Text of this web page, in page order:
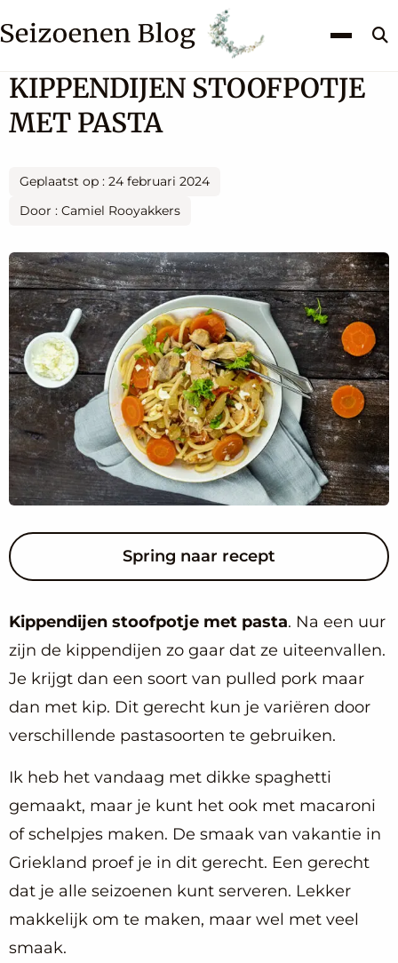
KIPPENDIJEN STOOFPOTJE
MET PASTA
Geplaatst op : 24 februari 2024
Door : Camiel Rooyakkers
Spring naar recept
Kippendijen stoofpotje met pasta. Na een uur
zijn de kippendijen zo gaar dat ze uiteenvallen.
Je krijgt dan een soort van pulled pork maar
dan met kip. Dit gerecht kun je variëren door
verschillende pastasoorten te gebruiken.
Ik heb het vandaag met dikke spaghetti
gemaakt, maar je kunt het ook met macaroni
of schelpjes maken. De smaak van vakantie in
Griekland proef je in dit gerecht. Een gerecht
dat je alle seizoenen kunt serveren. Lekker
makkelijk om te maken, maar wel met veel
smaak.